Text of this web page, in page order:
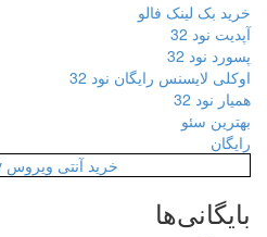
خرید بک لینک فالو
آپدیت نود 32
پسورد نود 32
اوکلی لایسنس رایگان نود 32
همیار نود 32
بهترین سئو
رایگان
خرید آنتی ویروس Kaspersky
بایگانی‌ها